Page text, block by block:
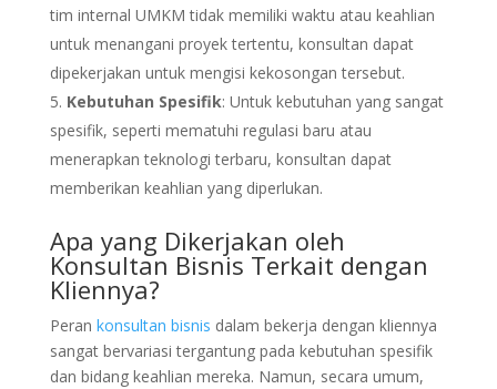
tim internal UMKM tidak memiliki waktu atau keahlian
untuk menangani proyek tertentu, konsultan dapat
dipekerjakan untuk mengisi kekosongan tersebut.
Kebutuhan Spesifik: Untuk kebutuhan yang sangat
spesifik, seperti mematuhi regulasi baru atau
menerapkan teknologi terbaru, konsultan dapat
memberikan keahlian yang diperlukan.
Apa yang Dikerjakan oleh
Konsultan Bisnis Terkait dengan
Kliennya?
Peran konsultan bisnis dalam bekerja dengan kliennya
sangat bervariasi tergantung pada kebutuhan spesifik
dan bidang keahlian mereka. Namun, secara umum,